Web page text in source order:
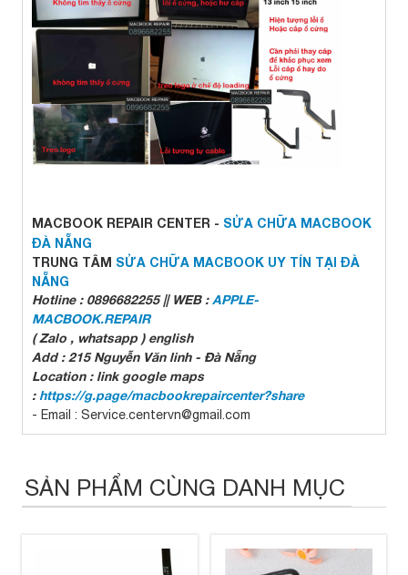
MACBOOK REPAIR CENTER - SỬA CHỮA MACBOOK
ĐÀ NẴNG
TRUNG TÂM SỬA CHỮA MACBOOK UY TÍN TẠI ĐÀ
NẴNG
Hotline : 0896682255 || WEB :APPLE-
MACBOOK.REPAIR
( Zalo , whatsapp ) english
Add : 215 Nguyễn Văn linh - Đà Nẵng
Location : link google maps
: https://g.page/macbookrepaircenter?share
- Email : Service.centervn@gmail.com
SẢN PHẨM CÙNG DANH MỤC